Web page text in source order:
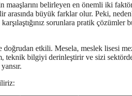
belirleyen en önemli iki
arasında büyük farklar olur. Peki,
sorunlara pratik
doğrudan etkili. Mesela, meslek lisesi
teknik bilgiyi derinleştirir ve sizi